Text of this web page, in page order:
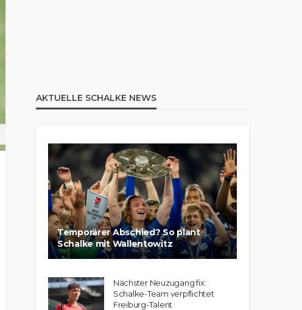
AKTUELLE SCHALKE NEWS
Temporärer Abschied? So plant
Schalke mit Wallentowitz
Nächster Neuzugang fix:
Schalke-Team verpflichtet
Freiburg-Talent